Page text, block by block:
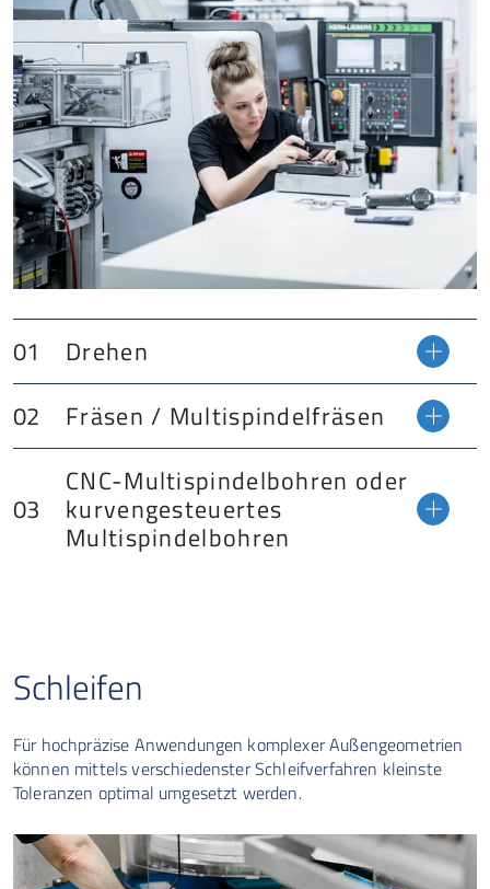
Drehen
Fräsen / Multispindelfräsen
CNC-Multispindelbohren oder
kurvengesteuertes
Multispindelbohren
Schleifen
Für hochpräzise Anwendungen komplexer Außengeometrien
können mittels verschiedenster Schleifverfahren kleinste
Toleranzen optimal umgesetzt werden.